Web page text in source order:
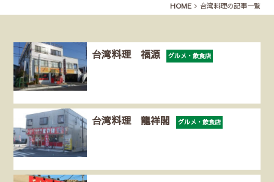
HOME 台湾料理の記事一覧
台湾料理 福源 グルメ・飲食店
台湾料理 龍祥閣 グルメ・飲食店